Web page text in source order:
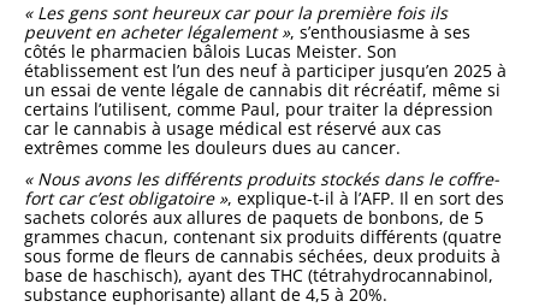
« Les gens sont heureux car pour la première fois ils
peuvent en acheter légalement », s’enthousiasme à ses
côtés le pharmacien bâlois Lucas Meister. Son
établissement est l’un des neuf à participer jusqu’en 2025 à
un essai de vente légale de cannabis dit récréatif, même si
certains l’utilisent, comme Paul, pour traiter la dépression
car le cannabis à usage médical est réservé aux cas
extrêmes comme les douleurs dues au cancer.
« Nous avons les différents produits stockés dans le coffre-
fort car c’est obligatoire », explique-t-il à l’AFP. Il en sort des
sachets colorés aux allures de paquets de bonbons, de 5
grammes chacun, contenant six produits différents (quatre
sous forme de fleurs de cannabis séchées, deux produits à
base de haschisch), ayant des THC (tétrahydrocannabinol,
substance euphorisante) allant de 4,5 à 20%.